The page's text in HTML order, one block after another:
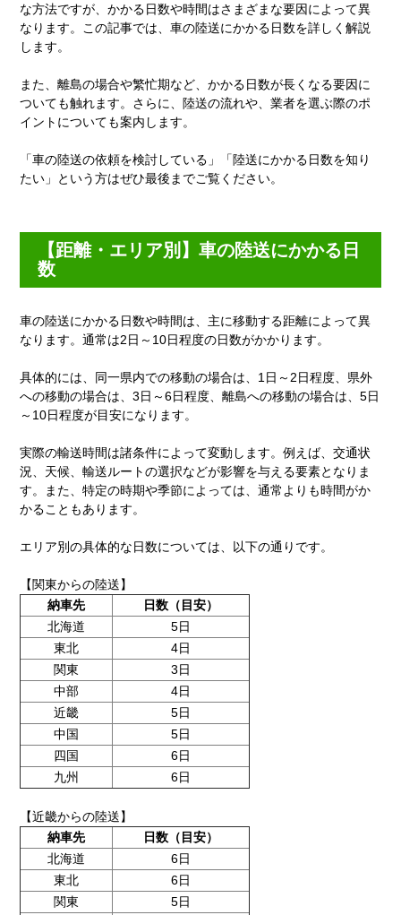
な方法ですが、かかる日数や時間はさまざまな要因によって異
なります。この記事では、車の陸送にかかる日数を詳しく解説
します。
また、離島の場合や繁忙期など、かかる日数が長くなる要因に
ついても触れます。さらに、陸送の流れや、業者を選ぶ際のポ
イントについても案内します。
「車の陸送の依頼を検討している」「陸送にかかる日数を知り
たい」という方はぜひ最後までご覧ください。
【距離・エリア別】車の陸送にかかる日
数
車の陸送にかかる日数や時間は、主に移動する距離によって異
なります。通常は2日～10日程度の日数がかかります。
具体的には、同一県内での移動の場合は、1日～2日程度、県外
への移動の場合は、3日～6日程度、離島への移動の場合は、5日
～10日程度が目安になります。
実際の輸送時間は諸条件によって変動します。例えば、交通状
況、天候、輸送ルートの選択などが影響を与える要素となりま
す。また、特定の時期や季節によっては、通常よりも時間がか
かることもあります。
エリア別の具体的な日数については、以下の通りです。
【関東からの陸送】
納車先
日数（目安）
北海道
5日
東北
4日
関東
3日
中部
4日
近畿
5日
中国
5日
四国
6日
九州
6日
【近畿からの陸送】
納車先
日数（目安）
北海道
6日
東北
6日
関東
5日